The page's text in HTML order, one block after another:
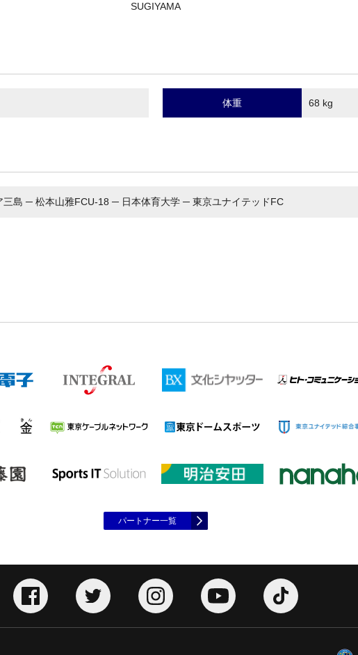
SUGIYAMA
体重 68 kg
島 ─ 松本山雅FCU-18 ─ 日本体育大学 ─ 東京ユナイテッドFC
パートナー一覧